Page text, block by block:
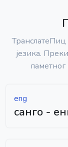
језика.
eng
санго -